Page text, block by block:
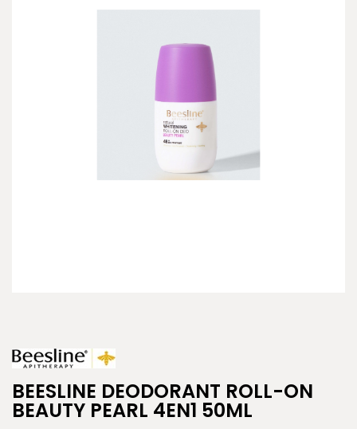
BEESLINE DEODORANT ROLL-ON
BEAUTY PEARL 4EN1 50ML